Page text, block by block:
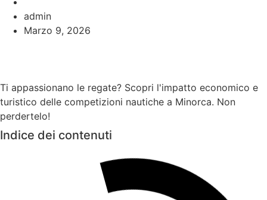
admin
Marzo 9, 2026
Ti appassionano le regate? Scopri l'impatto economico e
turistico delle competizioni nautiche a Minorca. Non
perdertelo!
Indice dei contenuti